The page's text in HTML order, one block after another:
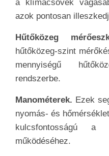
a klímacsövek
azok pontosan
Hűtőközeg
hűtőközeg-szint
mennyiségű
rendszerbe.
Manométerek. Ezek
nyomás- és
kulcsfontosságú a
működéséhez.